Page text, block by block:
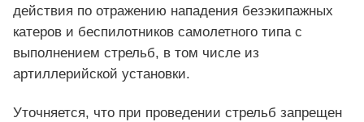
действия по отражению нападения безэкипажных
катеров и беспилотников самолетного типа с
выполнением стрельб, в том числе из
артиллерийской установки.
Уточняется, что при проведении стрельб запрещен